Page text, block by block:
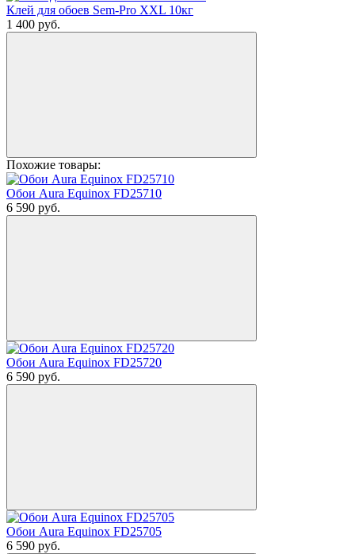
Клей для обоев Sem-Pro XXL 10кг
1 400 руб.
Похожие товары:
Обои Aura Equinox FD25710
6 590 руб.
Обои Aura Equinox FD25720
6 590 руб.
Обои Aura Equinox FD25705
6 590 руб.